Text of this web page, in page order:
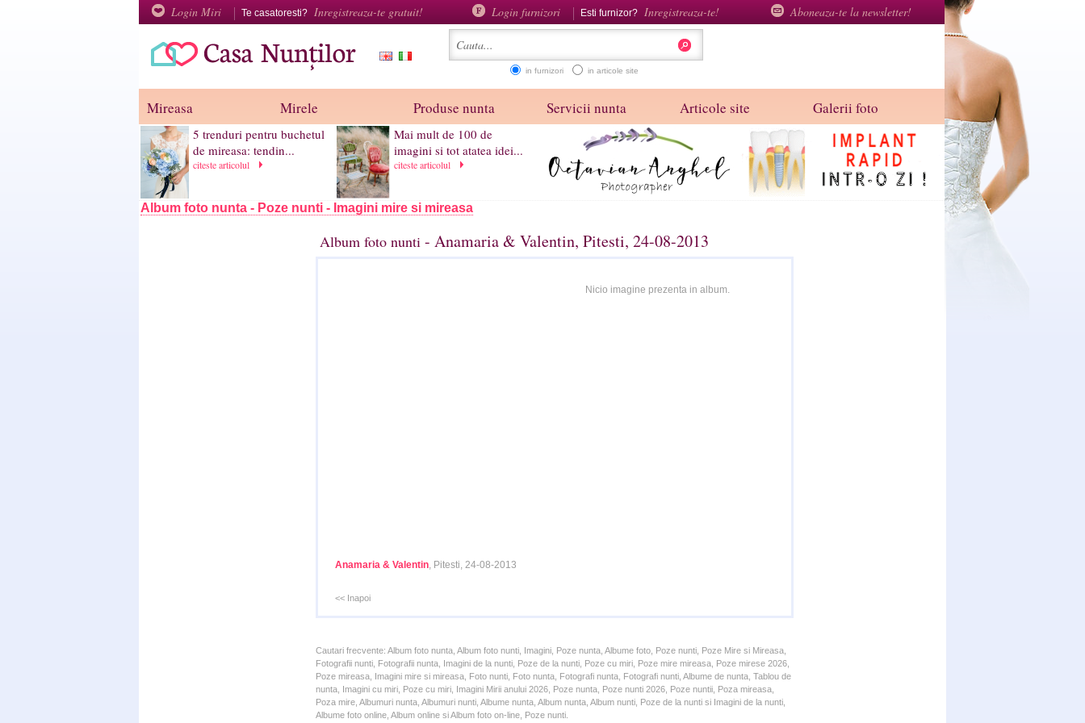
Login Miri Te casatoresti? Inregistreaza-te gratuit! Login furnizori Esti furnizor? Inregistreaza-te! Aboneaza-te la newsletter!
in furnizori in articole site
Mireasa Mirele Produse nunta Servicii nunta Articole site Galerii foto
5 trenduri pentru buchetul
de mireasa: tendin...
citeste articolul
Mai mult de 100 de
imagini si tot atatea idei...
citeste articolul
Album foto nunta - Poze nunti - Imagini mire si mireasa
Album foto nunti - Anamaria & Valentin, Pitesti, 24-08-2013
Nicio imagine prezenta in album.
Anamaria & Valentin, Pitesti, 24-08-2013
<< Inapoi
Cautari frecvente: Album foto nunta, Album foto nunti, Imagini, Poze nunta, Albume foto, Poze nunti, Poze Mire si Mireasa,
Fotografii nunti, Fotografii nunta, Imagini de la nunti, Poze de la nunti, Poze cu miri, Poze mire mireasa, Poze mirese 2026,
Poze mireasa, Imagini mire si mireasa, Foto nunti, Foto nunta, Fotografi nunta, Fotografi nunti, Albume de nunta, Tablou de
nunta, Imagini cu miri, Poze cu miri, Imagini Mirii anului 2026, Poze nunta, Poze nunti 2026, Poze nuntii, Poza mireasa,
Poza mire, Albumuri nunta, Albumuri nunti, Albume nunta, Album nunta, Album nunti, Poze de la nunti si Imagini de la nunti,
Albume foto online, Album online si Album foto on-line, Poze nunti.